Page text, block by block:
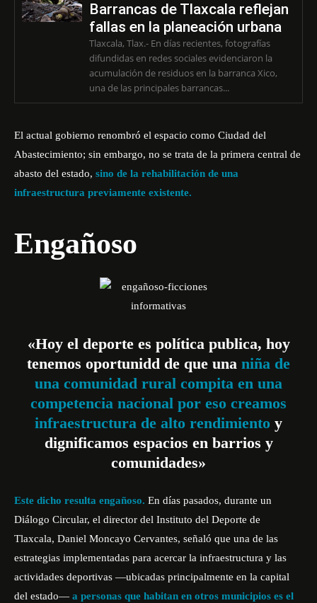
Barrancas de Tlaxcala reflejan
fallas en la planeación urbana
Tlaxcala, Tlax.- En días recientes, fotografías
difundidas en redes sociales evidenciaron la
acumulación de residuos en la barranca Xico,
una de las principales barrancas...
El actual gobierno renombró el espacio como Ciudad del
Abastecimiento; sin embargo, no se trata de la primera central de
abasto del estado, sino de la rehabilitación de una
infraestructura previamente existente.
Engañoso
«Hoy el deporte es política publica, hoy
tenemos oportunidd de que una niña de
una comunidad rural compita en una
competencia nacional por eso creamos
infraestructura de alto rendimiento y
dignificamos espacios en barrios y
comunidades»
Este dicho resulta engañoso. En días pasados, durante un
Diálogo Circular, el director del Instituto del Deporte de
Tlaxcala, Daniel Moncayo Cervantes, señaló que una de las
estrategias implementadas para acercar la infraestructura y las
actividades deportivas —ubicadas principalmente en la capital
del estado— a personas que habitan en otros municipios es el